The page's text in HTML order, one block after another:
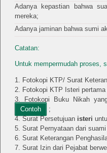
Adanya kepastian bahwa
mereka;
Adanya jaminan bahwa sumi
Catatan:
Untuk mempermudah proses,
Fotokopi KTP/ Surat
Fotokopi KTP Isteri
Fotokopi Buku Nikah
Contoh
;
Surat Persetujuan isteri
Surat Pernyataan dari
Surat Keterangan
Surat Izin dari Pejabat